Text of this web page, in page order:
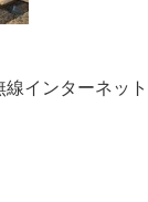
インターネッ